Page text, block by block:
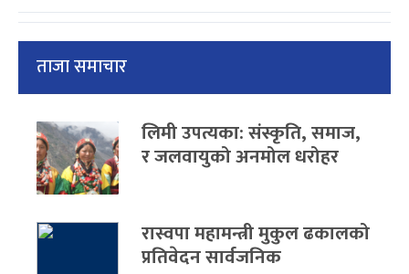
ताजा समाचार
लिमी उपत्यका: संस्कृति, समाज,
र जलवायुको अनमोल धरोहर
रास्वपा महामन्त्री मुकुल ढकालको
प्रतिवेदन सार्वजनिक